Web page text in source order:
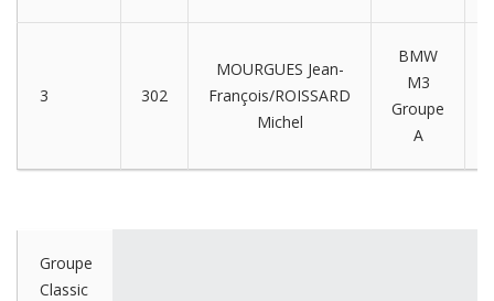
3 302
MOURGUES Jean-
François/ROISSARD
Michel
BMW
M3
Groupe
A
Groupe
Classic